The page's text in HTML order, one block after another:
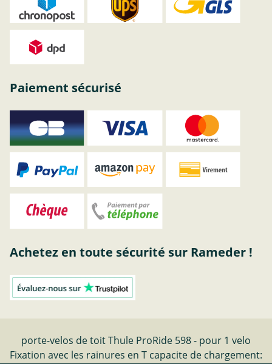
Paiement sécurisé
Achetez en toute sécurité sur Rameder !
porte-velos de toit Thule ProRide 598 - pour 1 velo
Fixation avec les rainures en T capacite de chargement: